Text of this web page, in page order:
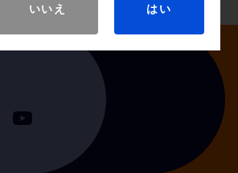
いいえ はい